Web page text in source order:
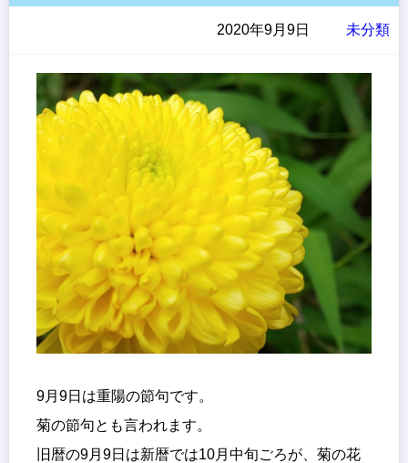
未分類
2020年9月9日
9月9日は重陽の節句です。
菊の節句とも言われます。
旧暦の9月9日は新暦では10月中旬ごろが、菊の花